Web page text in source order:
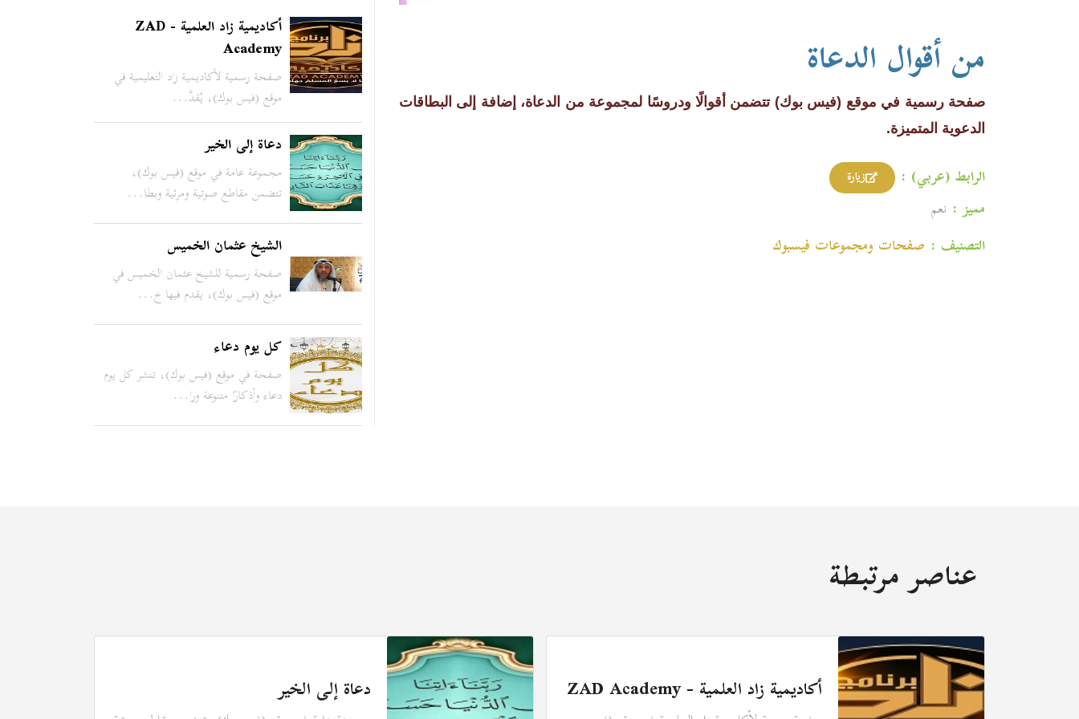
من أقوال الدعاة
صفحة رسمية في موقع (فيس بوك) تتضمن أقوالًا ودروسًا لمجموعة من الدعاة، إضافة إلى البطاقات
الدعوية المتميزة.
الرابط (عربي) : زيارة
مميز : نعم
التصنيف : صفحات ومجموعات فیسبوك
أكاديمية زاد العلمية - ZAD
Academy
صفحة رسمية لأكاديمية زاد التعليمية في
موقع (فيس بوك)، يُقدَّ...
دعاة إلى الخير
مجموعة عامة في موقع (فيس بوك)،
تتضمن مقاطع صوتية ومرئية وبطا...
الشيخ عثمان الخميس
صفحة رسمية للشيخ عثمان الخميس في
موقع (فيس بوك)، يقدم فيها خ...
كل يوم دعاء
صفحة في موقع (فيس بوك)، تنشر كل يوم
دعاء وأذكارًا متنوعة ورا...
عناصر مرتبطة
أكاديمية زاد العلمية - ZAD Academy دعاة إلى الخير